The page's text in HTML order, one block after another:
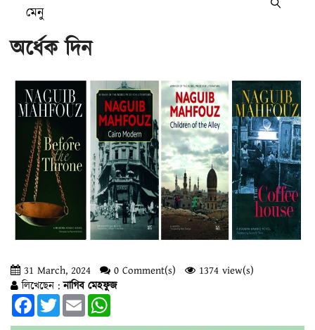
মেনু
অর্ধেক দিন
31 March, 2024 0 Comment(s)
1374 view(s)
লিখেছেন :নাগিব মেহফুজ
FacebookTwitterEmail